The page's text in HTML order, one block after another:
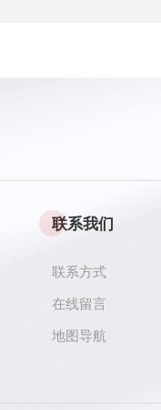
联系我们
联系方式
在线留言
地图导航